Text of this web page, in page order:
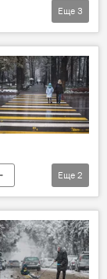
Еще 3
Еще 2